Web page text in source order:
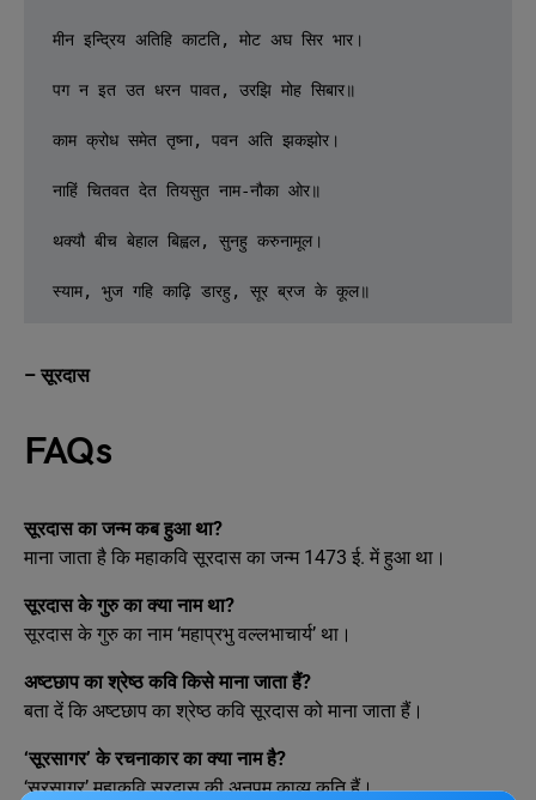
मीन इन्द्रिय अतिहि काटति, मोट अघ सिर भार।
पग न इत उत धरन पावत, उरझि मोह सिबार॥
काम क्रोध समेत तृष्ना, पवन अति झकझोर।
नाहिं चितवत देत तियसुत नाम-नौका ओर॥
थक्यौ बीच बेहाल बिह्वल, सुनहु करुनामूल।
स्याम, भुज गहि काढ़ि डारहु, सूर ब्रज के कूल॥
– सूरदास
FAQs
सूरदास का जन्म कब हुआ था?
माना जाता है कि महाकवि सूरदास का जन्म 1473 ई. में हुआ था।
सूरदास के गुरु का क्या नाम था?
सूरदास के गुरु का नाम ‘महाप्रभु वल्लभाचार्य’ था।
अष्टछाप का श्रेष्ठ कवि किसे माना जाता हैं?
बता दें कि अष्टछाप का श्रेष्ठ कवि सूरदास को माना जाता हैं।
‘सूरसागर’ के रचनाकार का क्या नाम है?
‘सूरसागर’ महाकवि सूरदास की अनुपम काव्य कृति हैं।